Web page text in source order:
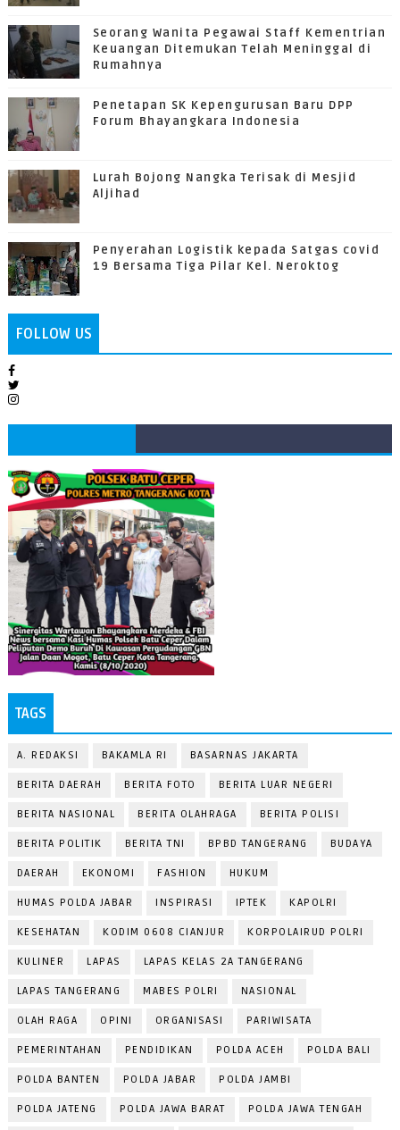
Seorang Wanita Pegawai Staff Kementrian
Keuangan Ditemukan Telah Meninggal di
Rumahnya
Penetapan SK Kepengurusan Baru DPP
Forum Bhayangkara Indonesia
Lurah Bojong Nangka Terisak di Mesjid
Aljihad
Penyerahan Logistik kepada Satgas covid
19 Bersama Tiga Pilar Kel. Neroktog
FOLLOW US
TAGS
A. REDAKSI BAKAMLA RI BASARNAS JAKARTA
BERITA DAERAH BERITA FOTO BERITA LUAR NEGERI
BERITA NASIONAL BERITA OLAHRAGA BERITA POLISI
BERITA POLITIK BERITA TNI BPBD TANGERANG BUDAYA
DAERAH EKONOMI FASHION HUKUM
HUMAS POLDA JABAR INSPIRASI IPTEK KAPOLRI
KESEHATAN KODIM 0608 CIANJUR KORPOLAIRUD POLRI
KULINER LAPAS LAPAS KELAS 2A TANGERANG
LAPAS TANGERANG MABES POLRI NASIONAL
OLAH RAGA OPINI ORGANISASI PARIWISATA
PEMERINTAHAN PENDIDIKAN POLDA ACEH POLDA BALI
POLDA BANTEN POLDA JABAR POLDA JAMBI
POLDA JATENG POLDA JAWA BARAT POLDA JAWA TENGAH